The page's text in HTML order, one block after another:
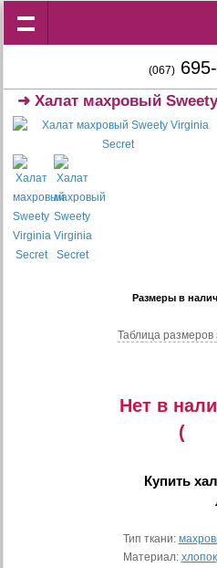
(067) 695-
➜Халат махровый
Размеры в
Таблица размеров
Нет в
(
Купить
Тип ткани:
Материал: хлопок